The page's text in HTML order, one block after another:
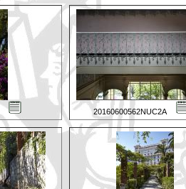
20160600562NUC2A